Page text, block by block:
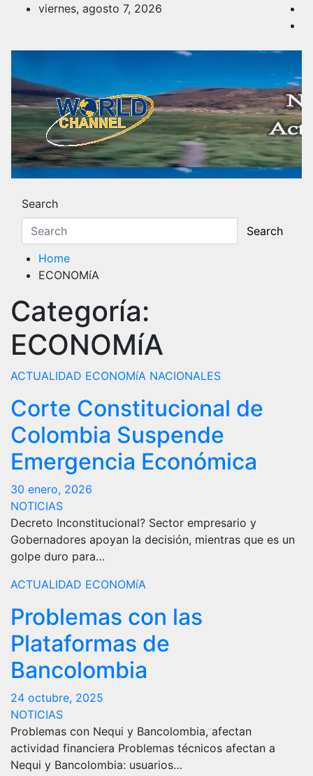
viernes, agosto 7, 2026
Noticias y Actualidad
Search
Search
Home
ECONOMíA
Categoría:
ECONOMíA
ACTUALIDAD ECONOMíA NACIONALES
Corte Constitucional de
Colombia Suspende
Emergencia Económica
30 enero, 2026
NOTICIAS
Decreto Inconstitucional? Sector empresario y
Gobernadores apoyan la decisión, mientras que es un
golpe duro para…
ACTUALIDAD ECONOMíA
Problemas con las
Plataformas de
Bancolombia
24 octubre, 2025
NOTICIAS
Problemas con Nequi y Bancolombia, afectan
actividad financiera Problemas técnicos afectan a
Nequi y Bancolombia: usuarios…